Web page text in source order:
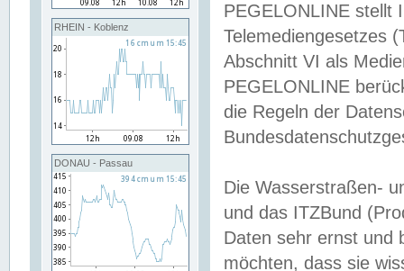
RHEIN - Koblenz
DONAU - Passau
PEGELONLINE stellt
Telemediengesetzes
Abschnitt VI als
PEGELONLINE
die Regeln der
Die Wasserstraßen-
und das ITZBund
Daten sehr ernst und
möchten, dass sie